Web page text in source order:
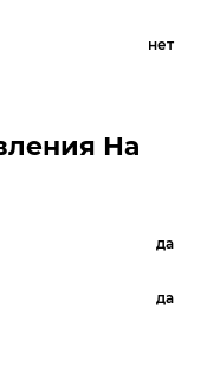
нет
На
да
да